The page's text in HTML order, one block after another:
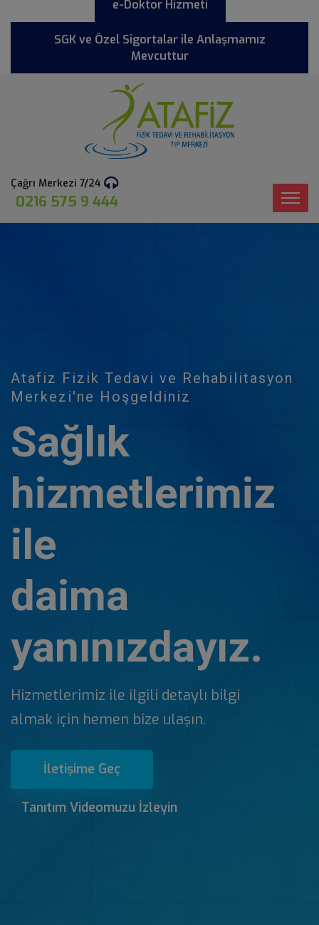
e-Doktor Hizmeti
SGK ve Özel Sigortalar ile Anlaşmamız
Mevcuttur
Çağrı Merkezi 7/24
0216 575 9 444
Atafiz Fizik Tedavi ve Rehabilitasyon
Merkezi'ne Hoşgeldiniz
Sağlık
hizmetlerimiz
ile
daima
yanınızdayız.
Hizmetlerimiz ile ilgili detaylı bilgi
almak için hemen bize ulaşın.
İletişime Geç
Tanıtım Videomuzu İzleyin